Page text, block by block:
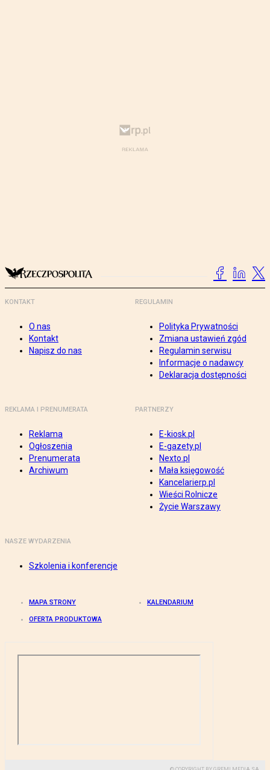
KONTAKT
O nas
Kontakt
Napisz do nas
REGULAMIN
Polityka Prywatności
Zmiana ustawień zgód
Regulamin serwisu
Informacje o nadawcy
Deklaracja dostępności
REKLAMA I PRENUMERATA
Reklama
Ogłoszenia
Prenumerata
Archiwum
PARTNERZY
E-kiosk.pl
E-gazety.pl
Nexto.pl
Mała księgowość
Kancelarierp.pl
Wieści Rolnicze
Życie Warszawy
NASZE WYDARZENIA
Szkolenia i konferencje
MAPA STRONY KALENDARIUM
OFERTA PRODUKTOWA